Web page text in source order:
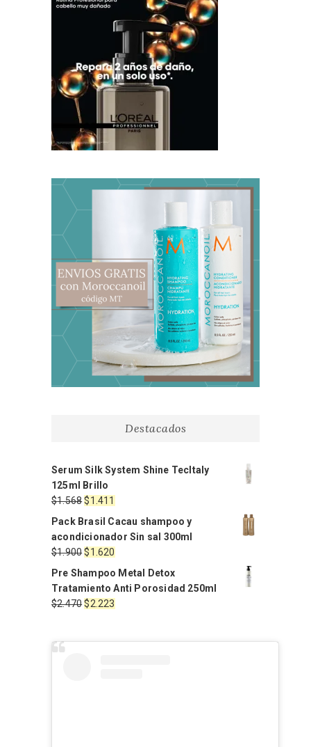
Destacados
Serum Silk System Shine TecItaly
125ml Brillo
$1.568El
precio
original
era:
$1.568.
$1.411
actual
es:
$1.411.
Pack Brasil Cacau shampoo y
acondicionador Sin sal 300ml
$1.900El
original
era:
$1.900.
$1.620
precio
actual
es:
$1.620.
Pre Shampoo Metal Detox
Tratamiento Anti Porosidad 250ml
$2.470El
$2.223